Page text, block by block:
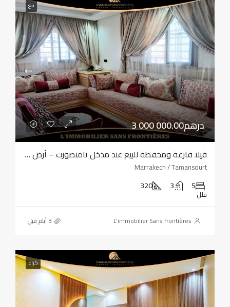
بيع
3 000 000.00درهم
فيلا فارغة ومحفظة للبيع عند مدخل تامنصورت – أرض بمساحة 320 مترًا مربعًا – أربع واجهات
Marrakech / Tamansourt
5
3
320
فلل
L'immobilier Sans frontières
كراء